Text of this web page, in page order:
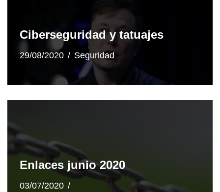
Ciberseguridad y tatuajes
29/08/2020 Seguridad
Enlaces junio 2020
03/07/2020